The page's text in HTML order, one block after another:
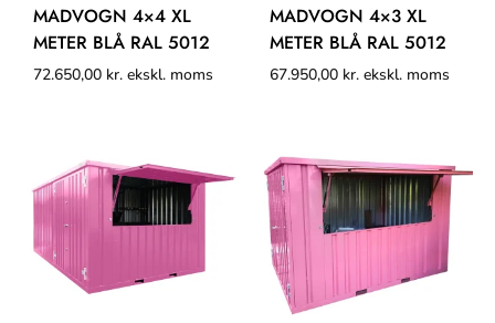
MADVOGN 4×4 XL
METER BLÅ RAL 5012
72.650,00 kr. ekskl. moms
MADVOGN 4×3 XL
METER BLÅ RAL 5012
67.950,00 kr. ekskl. moms